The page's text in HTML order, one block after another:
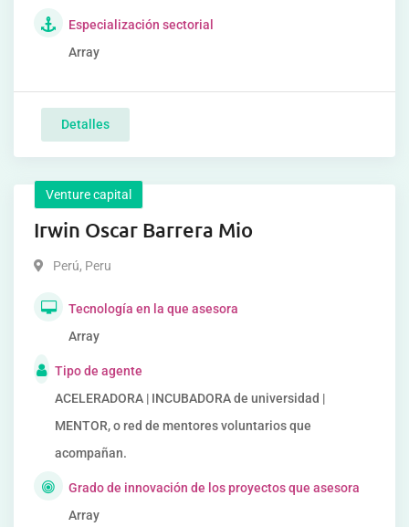
Especialización sectorial
Array
Detalles
Venture capital
Irwin Oscar Barrera Mio
Perú, Peru
Tecnología en la que asesora
Array
Tipo de agente
ACELERADORA | INCUBADORA de universidad |
MENTOR, o red de mentores voluntarios que
acompañan.
Grado de innovación de los proyectos que asesora
Array